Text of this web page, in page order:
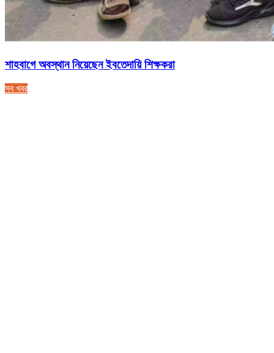
শাহবাগে অবস্থান নিয়েছেন ইবতেদায়ি শিক্ষকরা
সব খবর